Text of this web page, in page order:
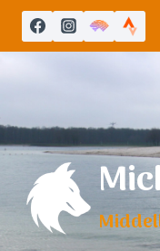
Doorgaan
naar